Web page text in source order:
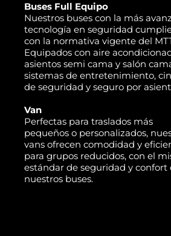
Buses Full Equipo
Nuestros buses con la más
tecnología en seguridad
con la normativa vigente del
Equipados con aire
asientos semi cama y salón
sistemas de entretenimiento,
de seguridad y seguro por
Van
Perfectas para traslados más
pequeños o personalizados,
vans ofrecen comodidad y
para grupos reducidos, con el
estándar de seguridad y confort
nuestros buses.